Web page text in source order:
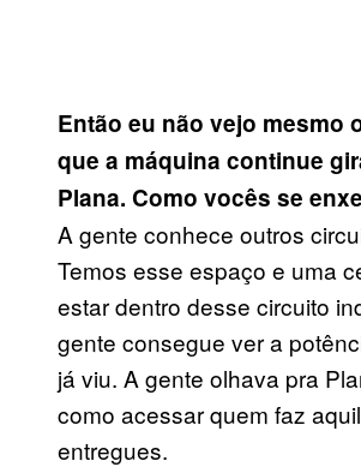
Então eu não vejo mesmo
que a máquina continue
Plana. Como vocês se
A gente conhece outros
Temos esse espaço e uma
estar dentro desse circuito
gente consegue ver a
já viu. A gente olhava pra
como acessar quem faz
entregues.